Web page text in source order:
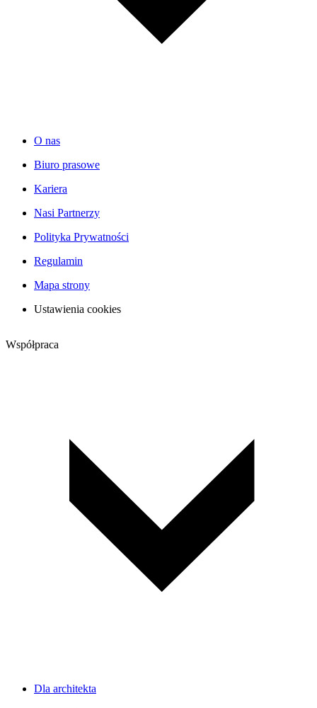
O nas
Biuro prasowe
Kariera
Nasi Partnerzy
Polityka Prywatności
Regulamin
Mapa strony
Ustawienia cookies
Współpraca
Dla architekta